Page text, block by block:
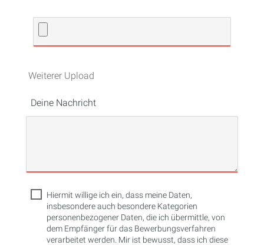
Weiterer Upload
Deine Nachricht
Hiermit willige ich ein, dass meine Daten,
insbesondere auch besondere Kategorien
personenbezogener Daten, die ich übermittle, von
dem Empfänger für das Bewerbungsverfahren
verarbeitet werden. Mir ist bewusst, dass ich diese